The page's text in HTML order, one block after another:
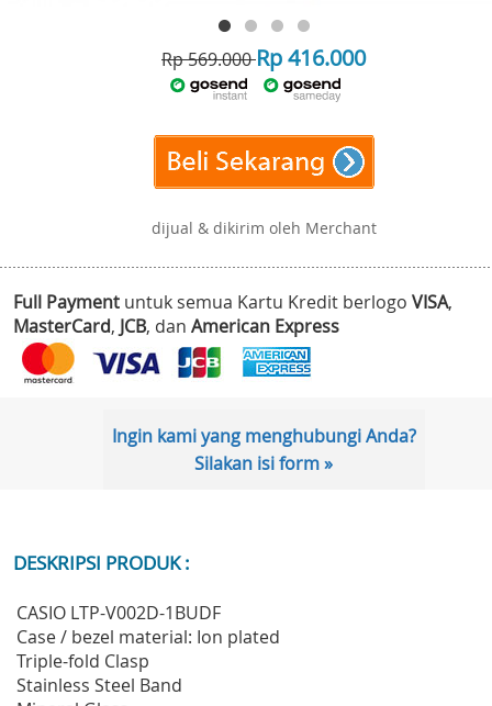
Rp 569.000Rp 416.000
dijual & dikirim oleh Merchant
Full Payment untuk semua Kartu Kredit berlogo VISA,
MasterCard, JCB, dan American Express
Ingin kami yang menghubungi Anda?
Silakan isi form »
DESKRIPSI PRODUK :
CASIO LTP-V002D-1BUDF
Case / bezel material: Ion plated
Triple-fold Clasp
Stainless Steel Band